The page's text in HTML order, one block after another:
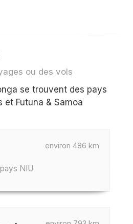
ou des vols
se trouvent des pays
et Futuna & Samoa
environ 486 km
NIU